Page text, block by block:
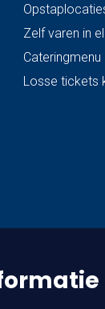
Zelf varen in
Cateringmenu
Losse tickets